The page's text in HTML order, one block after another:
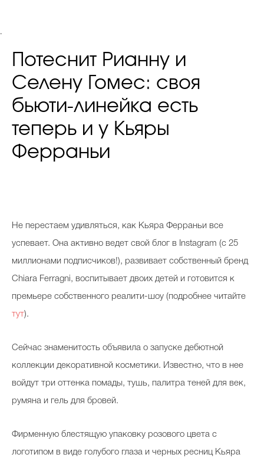
.
Потеснит Рианну и
Селену Гомес: своя
бьюти-линейка есть
теперь и у Кьяры
Ферраньи
Не перестаем удивляться, как Кьяра Ферраньи все
успевает. Она активно ведет свой блог в Instagram (с 25
миллионами подписчиков!), развивает собственный бренд
Chiara Ferragni, воспитывает двоих детей и готовится к
премьере собственного реалити-шоу (подробнее читайте
тут).
Сейчас знаменитость объявила о запуске дебютной
коллекции декоративной косметики. Известно, что в нее
войдут три оттенка помады, тушь, палитра теней для век,
румяна и гель для бровей.
Фирменную блестящую упаковку розового цвета с
логотипом в виде голубого глаза и черных ресниц Кьяра